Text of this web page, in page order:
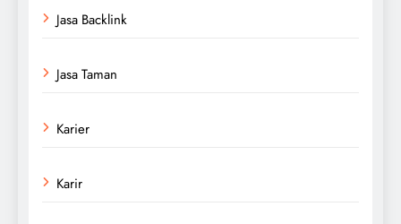
Jasa Backlink
Jasa Taman
Karier
Karir